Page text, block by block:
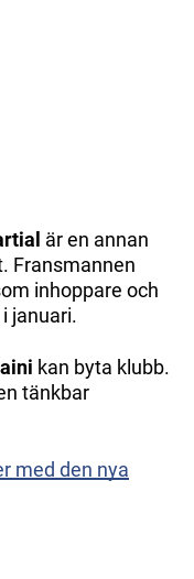
är en annan
Fransmannen
inhoppare och
januari.
kan byta klubb.
tänkbar
med den nya